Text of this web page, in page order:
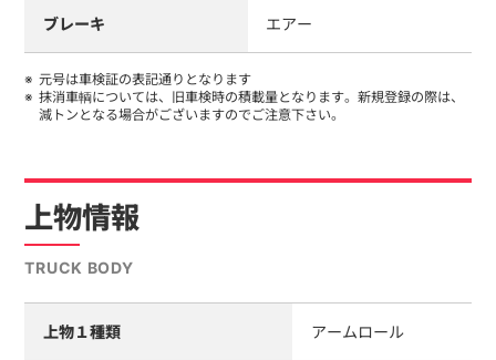
ブレーキ エアー
元号は車検証の表記通りとなります
抹消車輌については、旧車検時の積載量となります。新規登録の際は、
減トンとなる場合がございますのでご注意下さい。
上物情報
TRUCK BODY
上物１種類 アームロール